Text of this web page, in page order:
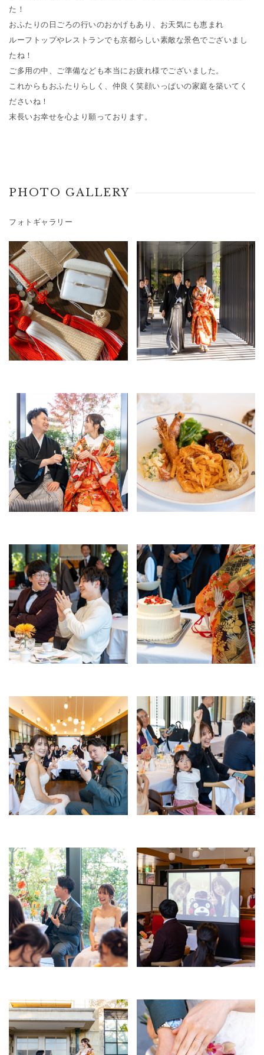
た！
おふたりの日ごろの行いのおかげもあり、お天気にも恵まれ
ルーフトップやレストランでも京都らしい素敵な景色でございまし
たね！
ご多用の中、ご準備なども本当にお疲れ様でございました。
これからもおふたりらしく、仲良く笑顔いっぱいの家庭を築いてく
ださいね！
末長いお幸せを心より願っております。
PHOTO GALLERY
フォトギャラリー